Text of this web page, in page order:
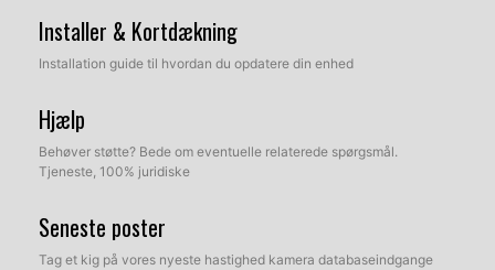
Installer & Kortdækning
Installation guide til hvordan du opdatere din enhed
Hjælp
Behøver støtte? Bede om eventuelle relaterede spørgsmål.
Tjeneste, 100% juridiske
Seneste poster
Tag et kig på vores nyeste hastighed kamera databaseindgange